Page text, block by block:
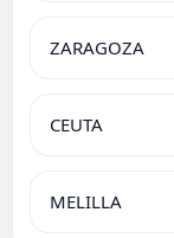
ZARAGOZA
CEUTA
MELILLA